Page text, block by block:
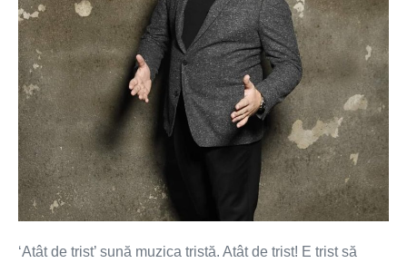
(VIDEO)
‘Atât de trist’ sună muzica tristă. Atât de trist! E trist să